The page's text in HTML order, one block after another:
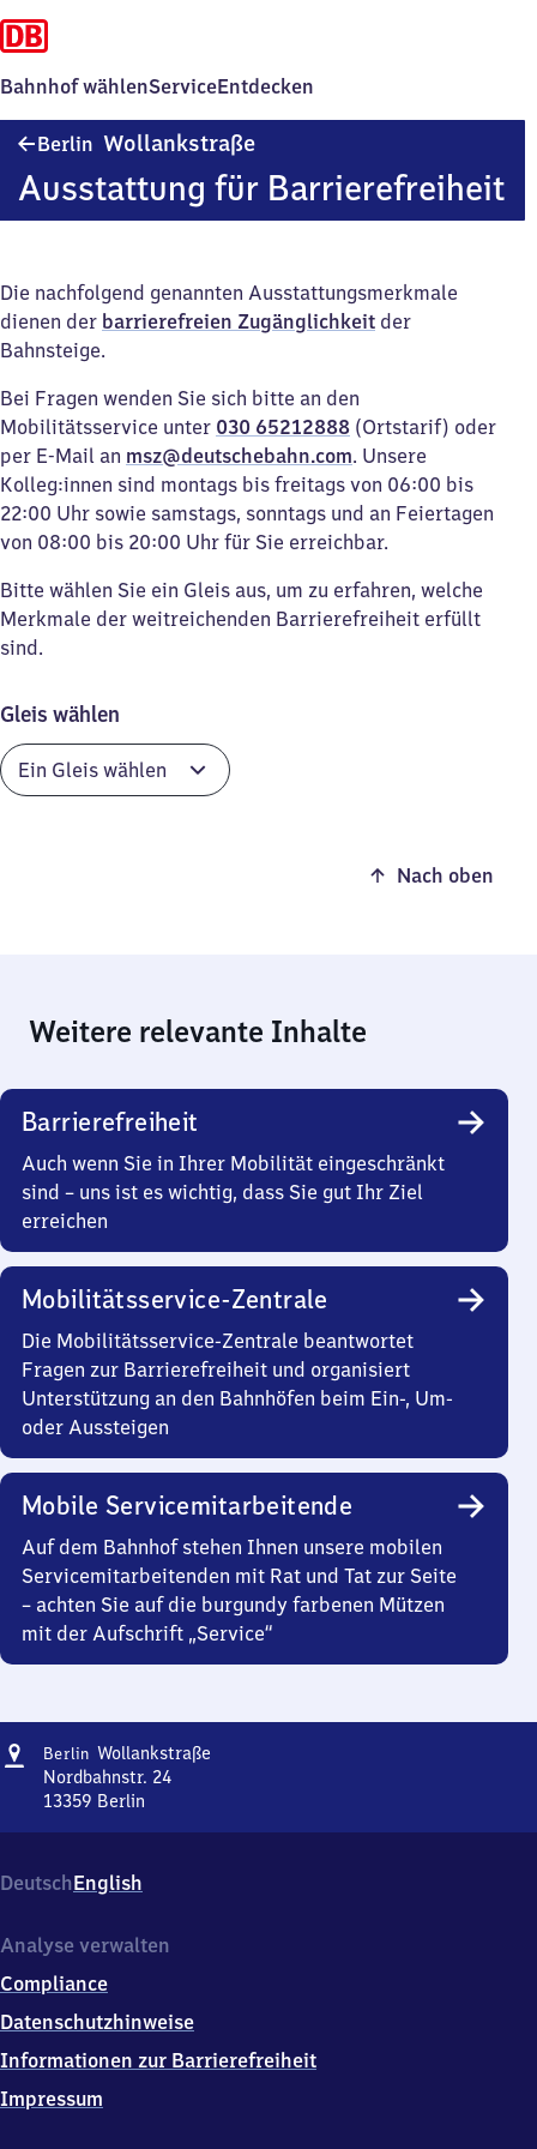
Bahnhof wählenServiceEntdecken
Berlin Wollankstraße
Ausstattung für Barrierefreiheit
Die nachfolgend genannten Ausstattungsmerkmale
dienen der barrierefreien Zugänglichkeit der
Bahnsteige.
Bei Fragen wenden Sie sich bitte an den
Mobilitätsservice unter 030 65212888 (Ortstarif) oder
per E-Mail an msz@deutschebahn.com. Unsere
Kolleg:innen sind montags bis freitags von 06:00 bis
22:00 Uhr sowie samstags, sonntags und an Feiertagen
von 08:00 bis 20:00 Uhr für Sie erreichbar.
Bitte wählen Sie ein Gleis aus, um zu erfahren, welche
Merkmale der weitreichenden Barrierefreiheit erfüllt
sind.
Gleis wählen
Nach oben
Weitere relevante Inhalte
Barrierefreiheit
Auch wenn Sie in Ihrer Mobilität eingeschränkt
sind – uns ist es wichtig, dass Sie gut Ihr Ziel
erreichen
Mobilitätsservice-Zentrale
Die Mobilitätsservice-Zentrale beantwortet
Fragen zur Barrierefreiheit und organisiert
Unterstützung an den Bahnhöfen beim Ein-, Um-
oder Aussteigen
Mobile Servicemitarbeitende
Auf dem Bahnhof stehen Ihnen unsere mobilen
Servicemitarbeitenden mit Rat und Tat zur Seite
– achten Sie auf die burgundy farbenen Mützen
mit der Aufschrift „Service“
Adresse
Berlin WollankstraßeBerlin
Nordbahnstr. 24
13359 Berlin
Nordbahnstr.
24,
3
5
9
DeutschEnglish
Analyse verwalten
Compliance
Datenschutzhinweise
Informationen zur Barrierefreiheit
Impressum